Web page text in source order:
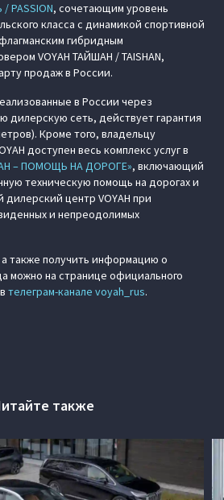
PASSION, сочетающим уровень
класса с динамикой спортивной
гибридным
VOYAH ТАЙШАН / TAISHAN,
продаж в России.
в России через
дилерскую сеть, действует гарантия
Кроме того, владельцу
доступен весь комплекс услуг в
– ПОМОЩЬ НА ДОРОГЕ», включающий
техническую помощь на дорогах и
центр VOYAH при
и непреодолимых
также получить информацию о
можно на странице официального
телеграм-канале voyah_rus.
также